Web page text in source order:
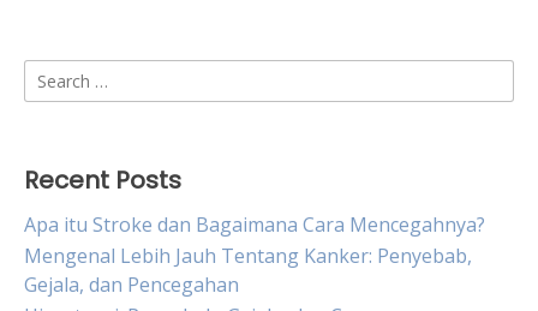
Search
for:
Recent Posts
Apa itu Stroke dan Bagaimana Cara Mencegahnya?
Mengenal Lebih Jauh Tentang Kanker: Penyebab,
Gejala, dan Pencegahan